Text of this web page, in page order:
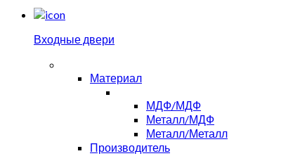
Входные двери
Материал
МДФ/МДФ
Металл/МДФ
Металл/Металл
Производитель